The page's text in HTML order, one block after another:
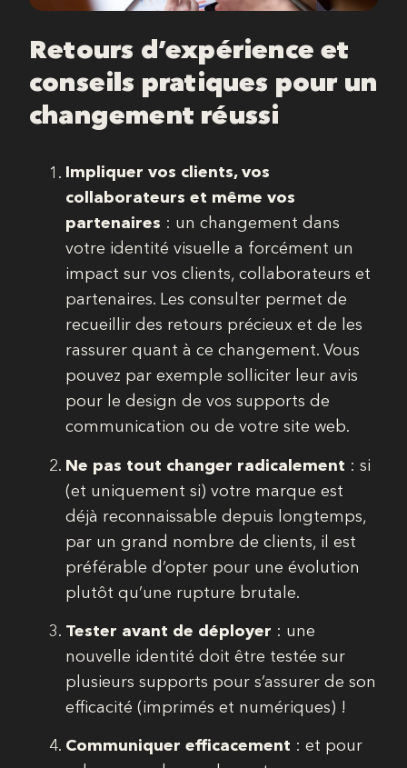
Retours d’expérience et
conseils pratiques pour un
changement réussi
Impliquer vos clients, vos
collaborateurs et même vos
partenaires : un changement dans
votre identité visuelle a forcément un
impact sur vos clients, collaborateurs et
partenaires. Les consulter permet de
recueillir des retours précieux et de les
rassurer quant à ce changement. Vous
pouvez par exemple solliciter leur avis
pour le design de vos supports de
communication ou de votre site web.
Ne pas tout changer radicalement : si
(et uniquement si) votre marque est
déjà reconnaissable depuis longtemps,
par un grand nombre de clients, il est
préférable d’opter pour une évolution
plutôt qu’une rupture brutale.
Tester avant de déployer : une
nouvelle identité doit être testée sur
plusieurs supports pour s’assurer de son
efficacité (imprimés et numériques) !
Communiquer efficacement : et pour